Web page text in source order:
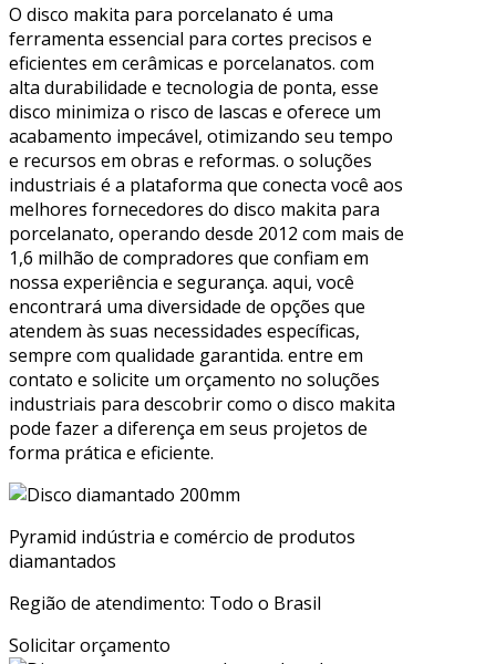
O disco makita para porcelanato é uma
ferramenta essencial para cortes precisos e
eficientes em cerâmicas e porcelanatos. com
alta durabilidade e tecnologia de ponta, esse
disco minimiza o risco de lascas e oferece um
acabamento impecável, otimizando seu tempo
e recursos em obras e reformas. o soluções
industriais é a plataforma que conecta você aos
melhores fornecedores do disco makita para
porcelanato, operando desde 2012 com mais de
1,6 milhão de compradores que confiam em
nossa experiência e segurança. aqui, você
encontrará uma diversidade de opções que
atendem às suas necessidades específicas,
sempre com qualidade garantida. entre em
contato e solicite um orçamento no soluções
industriais para descobrir como o disco makita
pode fazer a diferença em seus projetos de
forma prática e eficiente.
Pyramid indústria e comércio de produtos
diamantados
Região de atendimento: Todo o Brasil
Solicitar orçamento